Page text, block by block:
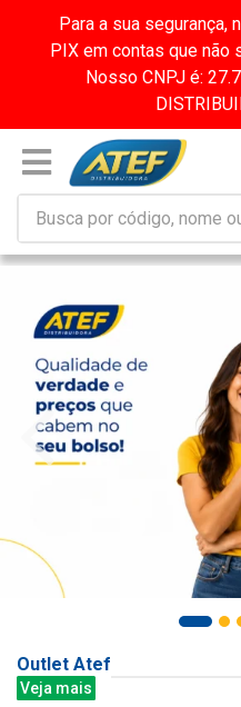
Para a sua segurança,
PIX em contas que não
Nosso CNPJ é:
Outlet Atef
Veja mais